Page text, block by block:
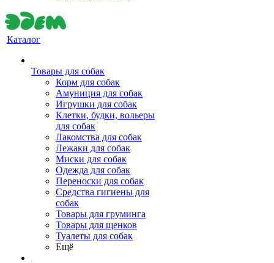
Каталог
Товары для собак
Корм для собак
Амуниция для собак
Игрушки для собак
Клетки, будки, вольеры
для собак
Лакомства для собак
Лежаки для собак
Миски для собак
Одежда для собак
Переноски для собак
Средства гигиены для
собак
Товары для груминга
Товары для щенков
Туалеты для собак
Ещё